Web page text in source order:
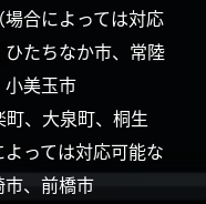
合によっては対応
たちなか市、常陸
美玉市
、大泉町、桐生
っては対応可能な
、前橋市